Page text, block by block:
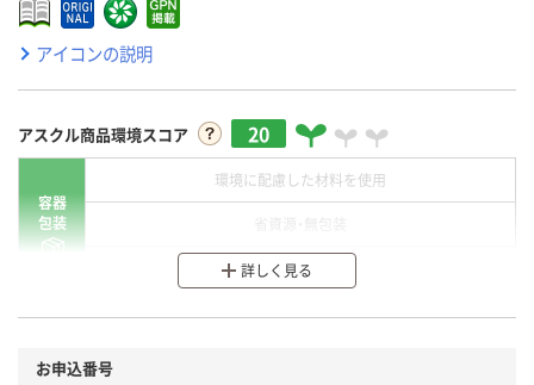
アイコンの説明
アスクル商品環境スコア 20
容器
包装
環境に配慮した材料を使用
分別・リサイクルしやすい設計
本体
詳しく見る
お申込番号